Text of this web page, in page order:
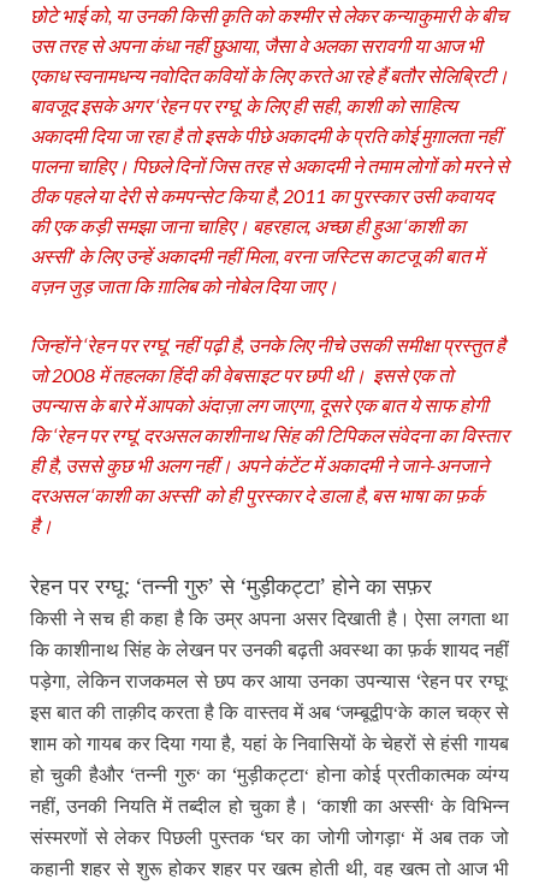
छोटे भाई को, या उनकी किसी कृति को कश्‍मीर से लेकर कन्‍याकुमारी के बीच
उस तरह से अपना कंधा नहीं छुआया, जैसा वे अलका सरावगी या आज भी
एकाध स्‍वनामधन्‍य नवोदित कवियों के लिए करते आ रहे हैं बतौर सेलिब्रिटी।
बावजूद इसके अगर ‘रेहन पर रग्‍घू’ के लिए ही सही, काशी को साहित्‍य
अकादमी दिया जा रहा है तो इसके पीछे अकादमी के प्रति कोई मुग़ालता नहीं
पालना चाहिए। पिछले दिनों जिस तरह से अकादमी ने तमाम लोगों को मरने से
ठीक पहले या देरी से कमपन्‍सेट किया है, 2011 का पुरस्‍कार उसी कवायद
की एक कड़ी समझा जाना चाहिए। बहरहाल, अच्‍छा ही हुआ ‘काशी का
अस्‍सी’ के लिए उन्‍हें अकादमी नहीं मिला, वरना जस्टिस काटजू की बात में
वज़न जुड़ जाता कि ग़ालिब को नोबेल दिया जाए।
जिन्‍होंने ‘रेहन पर रग्‍घू’ नहीं पढ़ी है, उनके लिए नीचे उसकी समीक्षा प्रस्‍तुत है
जो 2008 में तहलका हिंदी की वेबसाइट पर छपी थी। इससे एक तो
उपन्‍यास के बारे में आपको अंदाज़ा लग जाएगा, दूसरे एक बात ये साफ होगी
कि ‘रेहन पर रग्‍घू’ दरअसल काशीनाथ सिंह की टिपिकल संवेदना का विस्‍तार
ही है, उससे कुछ भी अलग नहीं। अपने कंटेंट में अकादमी ने जाने-अनजाने
दरअसल ‘काशी का अस्‍सी’ को ही पुरस्‍कार दे डाला है, बस भाषा का फ़र्क
है।
रेहन पर रग्‍घू: ‘तन्नी गुरु’ से ‘मुड़ीकट्टा’ होने का सफ़र
किसी ने सच ही कहा है कि उम्र अपना असर दिखाती है। ऐसा लगता था
कि काशीनाथ सिंह के लेखन पर उनकी बढ़ती अवस्था का फ़र्क शायद नहीं
पड़ेगा,लेकिन राजकमल से छप कर आया उनका उपन्यास ‘रेहन पर रग्घू‘
इस बात की ताक़ीद करता है कि वास्तव में अब ‘जम्बूद्वीप‘के काल चक्र से
शाम को गायब कर दिया गया है, यहां के निवासियों के चेहरों से हंसी गायब
हो चुकी हैऔर ‘तन्नी गुरु‘ का ‘मुड़ीकट्टा‘होना कोई प्रतीकात्मक व्यंग्य
नहीं, उनकी नियति में तब्दील हो चुका है। ‘काशी का अस्सी‘ के विभिन्न
संस्मरणों से लेकर पिछली पुस्तक ‘घर का जोगी जोगड़ा‘ में अब तक जो
कहानी शहर से शुरू होकर शहर पर खत्म होती थी, वह खत्म तो आज भी